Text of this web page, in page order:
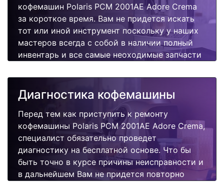
кофемашин Polaris PCM 2001AE Adore Crema
за короткое время. Вам не придется искать
тот или иной инструмент поскольку у наших
мастеров всегда с собой в наличии полный
инвентарь и все самые неоходимые запчасти
быстро, качественно и недорого.
Диагностика кофемашины
Перед тем как приступить к ремонту
кофемашины Polaris PCM 2001AE Adore Crema,
специалист обязательно проведет
диагностику на бесплатной основе. Что бы
быть точно в курсе причины неисправности и
в дальнейшем Вам не придется повторно